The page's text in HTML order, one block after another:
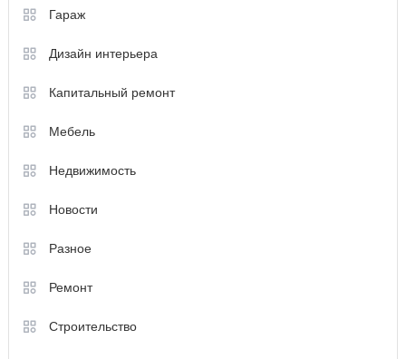
Гараж
Дизайн интерьера
Капитальный ремонт
Мебель
Недвижимость
Новости
Разное
Ремонт
Строительство